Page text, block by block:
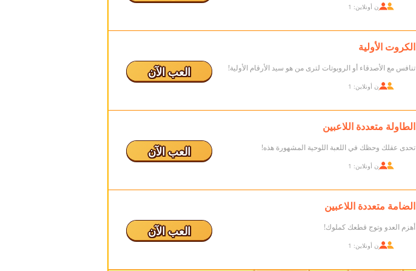
اللاعبون أونلاين: 1
الكروت الأولية
تنافس مع الأصدقاء أو الروبوتات لترى من هو سيد الأرقام الأولية!
اللاعبون أونلاين: 1
العب الآن
الطاولة متعددة اللاعبين
تحدى عقلك وحظك في اللعبة اللوحية المشهورة هذه!
اللاعبون أونلاين: 1
العب الآن
الضامة متعددة اللاعبين
أهزم العدو وتوج قطعك كملوك!
اللاعبون أونلاين: 1
العب الآن